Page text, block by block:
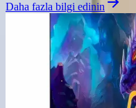
Daha fazla bilgi edinin